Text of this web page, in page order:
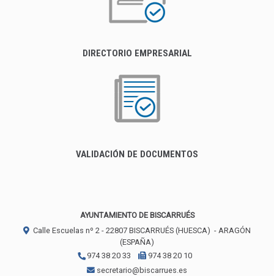
DIRECTORIO EMPRESARIAL
VALIDACIÓN DE DOCUMENTOS
AYUNTAMIENTO DE BISCARRUÉS
Calle Escuelas nº 2 - 22807 BISCARRUÉS (HUESCA) - ARAGÓN
(ESPAÑA)
974 38 20 33
974 38 20 10
secretario@biscarrues.es